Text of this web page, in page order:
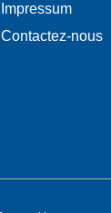
Impressum
Contactez-nous